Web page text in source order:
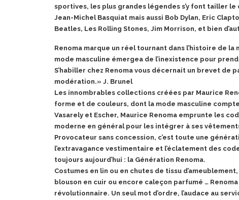
sportives, les plus grandes légendes s’y font tailler le
Jean-Michel Basquiat mais aussi Bob Dylan, Eric
Beatles, Les Rolling Stones, Jim Morrison, et bien
Renoma marque un réel tournant dans l’histoire de la
mode masculine émergea de l’inexistence pour
S’habiller chez Renoma vous décernait un brevet de
modération.» J. Brunel
Les innombrables collections créées par Maurice
forme et de couleurs, dont la mode masculine
Vasarely et Escher, Maurice Renoma emprunte les
moderne en général pour les intégrer à ses
Provocateur sans concession, c’est toute une
l’extravagance vestimentaire et l’éclatement des
toujours aujourd’hui : la Génération Renoma.
Costumes en lin ou en chutes de tissu
blouson en cuir ou encore caleçon parfumé …
révolutionnaire. Un seul mot d’ordre, l’audace au